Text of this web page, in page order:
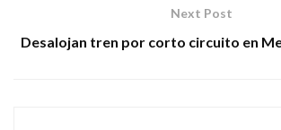
Next Post
Desalojan tren por corto circuito en